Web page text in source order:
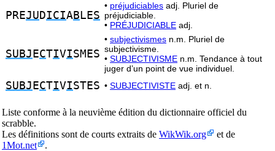
PREJU DICIAB LES
• préjudiciables adj. Pluriel de
préjudiciable.
• PRÉJUDICIABLE adj.
SUBJ ECTIVISMES
• subjectivismes n.m. Pluriel de
subjectivisme.
• SUBJECTIVISME n.m. Tendance à tout
juger d’un point de vue individuel.
SUBJ ECTIVISTES • SUBJECTIVISTE adj. et n.
Liste conforme à la neuvième édition du dictionnaire officiel du
scrabble.
Les définitions sont de courts extraits de WikWik.org
et de
1Mot.net
.